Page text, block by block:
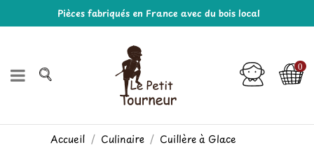
Pièces fabriqués en France avec du bois local
0
Accueil Culinaire Cuillère à Glace